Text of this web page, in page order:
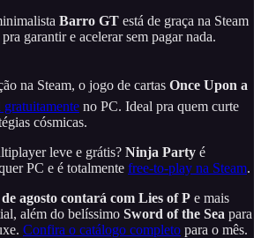
Barro GT está de graça na Steam
garantir e acelerar sem pagar nada.
na Steam, o jogo de cartas Once Upon a
no PC. Ideal pra quem curte
cósmicas.
leve e grátis? Ninja Party é
PC e é totalmente free-to-play na Steam.
agosto contará com Lies of P e mais
além do belíssimo Sword of the Sea para
Confira o catálogo completo para o mês.